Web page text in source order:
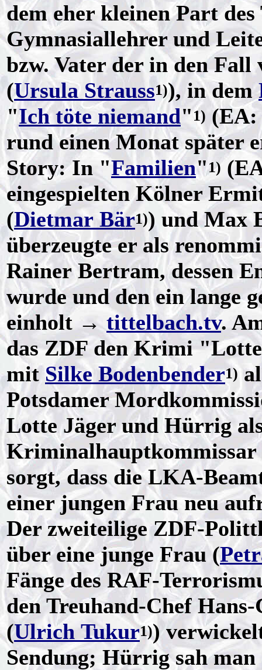
dem eher kleinen Part
Gymnasiallehrer und
bzw. Vater der in den
(Ursula Strauss1)), in dem
"Ich töte niemand"1) (EA:
rund einen Monat später
Story: In "Familien"1)
eingespielten Kölner
(Dietmar Bär1)) und Max
überzeugte er als
Rainer Bertram, dessen
wurde und den ein lange
einholt →tittelbach.tv.
das ZDF den Krimi
mitSilke Bodenbender1)
Potsdamer
Lotte Jäger und Hürrig
sorgt, dass die LKA-
einer jungen Frau neu
Der zweiteilige ZDF-
über eine junge Frau (
Fänge des RAF-
den Treuhand-Chef
(Ulrich Tukur1))
Sendung; Hürrig sah